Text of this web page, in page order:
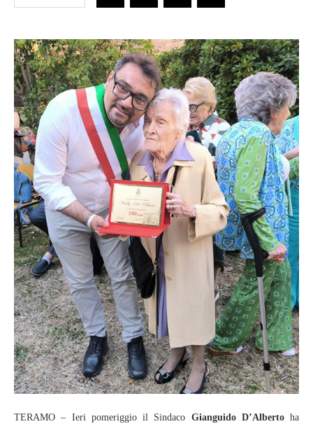
TERAMO – Ieri pomeriggio il Sindaco Gianguido D’Albertoha